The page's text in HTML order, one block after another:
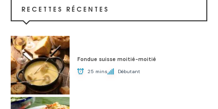
RECETTES RÉCENTES
Fondue suisse moitié-moitié
25 mins Débutant